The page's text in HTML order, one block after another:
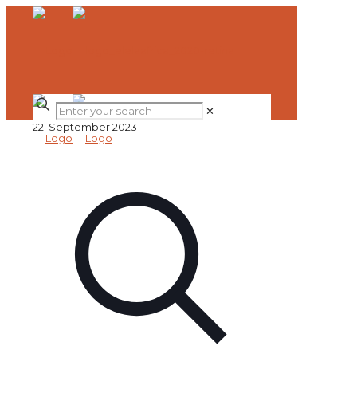
✕
22. September 2023